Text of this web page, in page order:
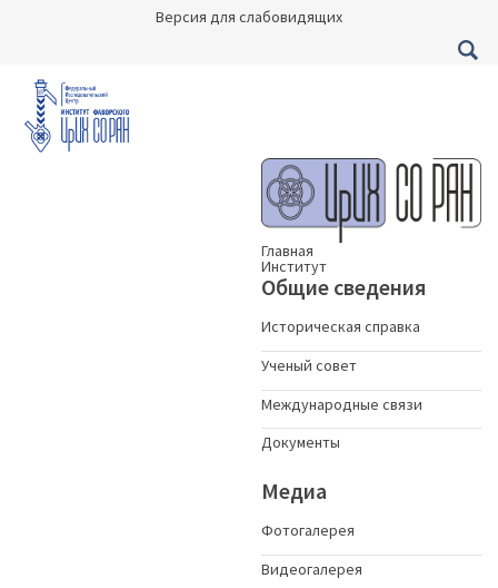
Версия для слабовидящих
Главная
Институт
Общие сведения
Историческая справка
Ученый совет
Международные связи
Документы
Медиа
Фотогалерея
Видеогалерея